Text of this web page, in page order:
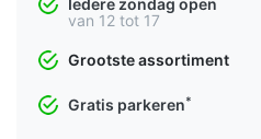
Iedere zondag open
van 12 tot 17
Grootste assortiment
Gratis parkeren*